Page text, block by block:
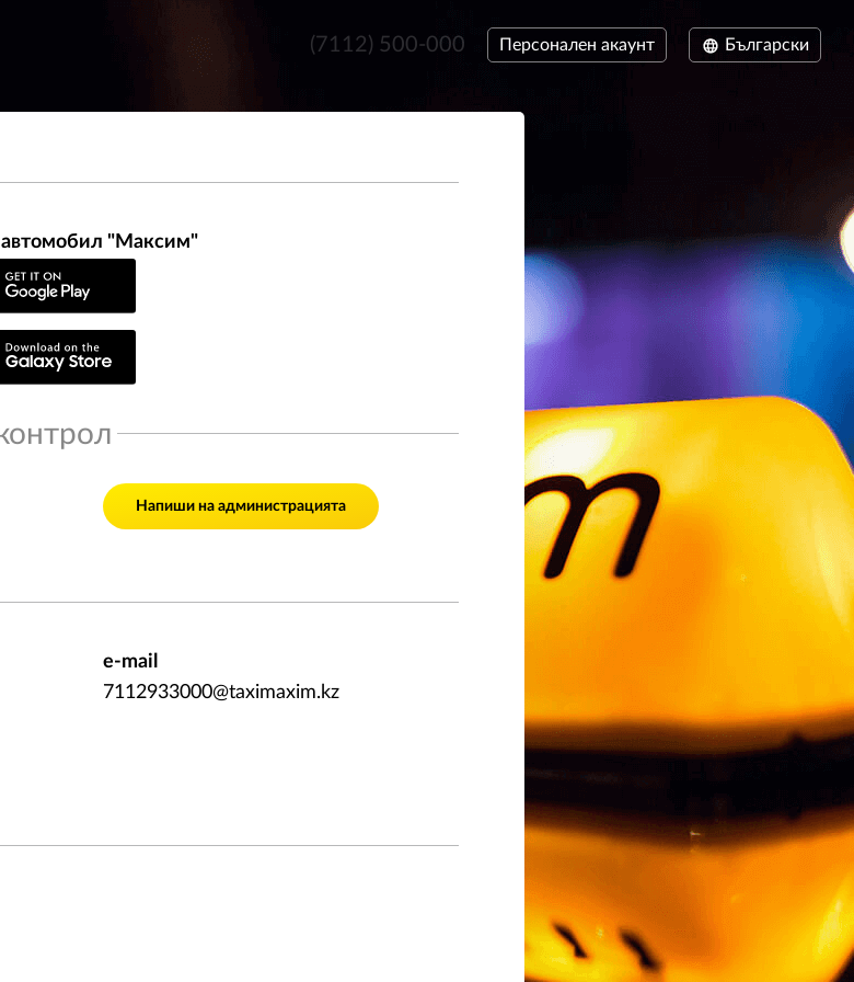
(7112) 933-000 Персонален акаунт Български
автомобил "Максим"
Напиши на администрацията
e-mail
7112933000@taximaxim.kz